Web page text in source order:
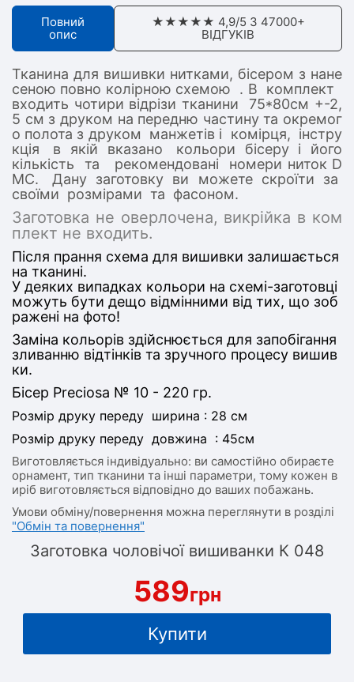
Повний
опис
★★★★★ 4,9/5 З 47000+
ВІДГУКІВ
Тканина для вишивки нитками, бісером з нане
сеною повно колірною схемою . В комплект
входить чотири відрізи тканини 75*80см +-2,
5 см з друком на передню частину та окремог
о полота з друком манжетів і комірця, інстру
кція в якій вказано кольори бісеру і його
кількість та рекомендовані номери ниток D
MC. Дану заготовку ви можете скроїти за
своїми розмірами та фасоном.
Заготовка не оверлочена, викрійка в ком
плект не входить.
Після прання схема для вишивки залишається
на тканині.
У деяких випадках кольори на схемі-заготовці
можуть бути дещо відмінними від тих, що зоб
ражені на фото!
Заміна кольорів здійснюється для запобігання
зливанню відтінків та зручного процесу вишив
ки.
Бісер Preciosa № 10 - 220 гр.
Розмір друку переду ширина : 28 см
Розмір друку переду довжина : 45см
Виготовляється індивідуально: ви самостійно обираєте
орнамент, тип тканини та інші параметри, тому кожен в
иріб виготовляється відповідно до ваших побажань.
Умови обміну/повернення можна переглянути в розділі
"Обмін та повернення"
Заготовка чоловічої вишиванки К 048
589грн
Купити